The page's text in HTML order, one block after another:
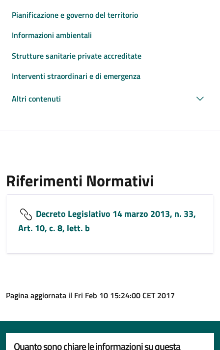
Pianificazione e governo del territorio
Informazioni ambientali
Strutture sanitarie private accreditate
Interventi straordinari e di emergenza
Altri contenuti
Riferimenti Normativi
Decreto Legislativo 14 marzo 2013, n. 33,
Art. 10, c. 8, lett. b
Pagina aggiornata il Fri Feb 10 15:24:00 CET 2017
Quanto sono chiare le informazioni su questa